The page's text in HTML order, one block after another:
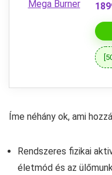
Íme néhány ok, ami
Rendszeres fizikai
életmód és az